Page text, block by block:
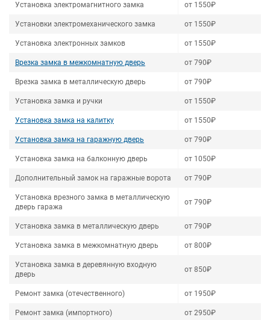
Установка электромагнитного замка от 1550₽
Установки электромеханического замка от 1550₽
Установка электронных замков от 1550₽
Врезка замка в межкомнатную дверь от 790₽
Врезка замка в металлическую дверь от 790₽
Установка замка и ручки от 1550₽
Установка замка на калитку от 1550₽
Установка замка на гаражную дверь от 790₽
Установка замка на балконную дверь от 1050₽
Дополнительный замок на гаражные ворота от 790₽
Установка врезного замка в металлическую
дверь гаража
от 790₽
Установка замка в металлическую дверь от 790₽
Установка замка в межкомнатную дверь от 800₽
Установка замка в деревянную входную
дверь
от 850₽
Ремонт замка (отечественного) от 1950₽
Ремонт замка (импортного) от 2950₽